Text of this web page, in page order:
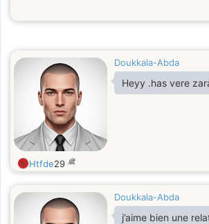
Doukkala-Abda
Heyy .has vere
Htfde29 歳
Doukkala-Abda
j’aime bien une